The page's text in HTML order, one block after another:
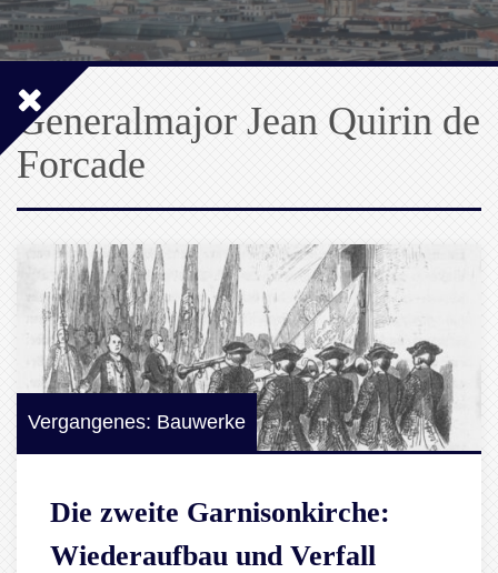
Generalmajor Jean Quirin de
Forcade
Vergangenes: Bauwerke
Die zweite Garnisonkirche:
Wiederaufbau und Verfall